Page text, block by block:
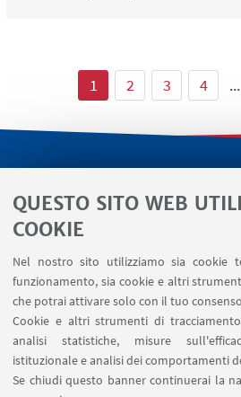
QUESTO SITO WEB
COOKIE
Nel nostro sito utilizziamo sia cookie
funzionamento, sia cookie e altri
che potrai attivare solo con il tuo
Cookie e altri strumenti di
analisi statistiche, misure
istituzionale e analisi dei comportamenti
Se chiudi questo banner continuerai la
1 2 3 4 ...
Segnala un
Contatti
SEGUI IL